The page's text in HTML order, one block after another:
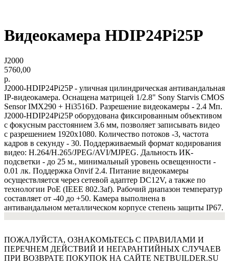
Видеокамера HDIP24Pi25P
J2000
5760,00
р.
J2000-HDIP24Pi25P - уличная цилиндрическая антивандальная
IP-видеокамера. Оснащена матрицей 1/2.8" Sony Starvis CMOS
Sensor IMX290 + Hi3516D. Разрешение видеокамеры - 2.4 Мп.
J2000-HDIP24Pi25P оборудована фиксированным объективом
с фокусным расстоянием 3.6 мм, позволяет записывать видео
с разрешением 1920х1080. Количество потоков -3, частота
кадров в секунду - 30. Поддерживаемый формат кодирования
видео: H.264/H.265/JPEG/AVI/MJPEG. Дальность ИК-
подсветки - до 25 м., минимальный уровень освещенности -
0.01 лк. Поддержка Onvif 2.4. Питание видеокамеры
осуществляется через сетевой адаптер DC12V, а также по
технологии PoE (IEEE 802.3af). Рабочий диапазон температур
составляет от -40 до +50. Камера выполнена в
антивандальном металлическом корпусе степень защиты IP67.
ПОЖАЛУЙСТА, ОЗНАКОМЬТЕСЬ С ПРАВИЛАМИ И
ПЕРЕЧНЕМ ДЕЙСТВИЙ И НЕГАРАНТИЙНЫХ СЛУЧАЕВ
ПРИ ВОЗВРАТЕ ПОКУПОК НА САЙТЕ NETBUILDER.SU